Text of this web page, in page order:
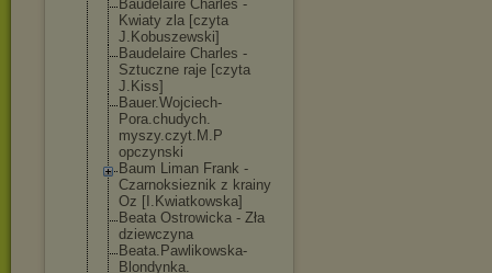
Baudelaire Charles -
Kwiaty zla [czyta
J.Kobuszewski]
Baudelaire Charles -
Sztuczne raje [czyta
J.Kiss]
Bauer.Wojciech-
Pora.chudych.
myszy.czyt.M.P
opczynski
Baum Liman Frank -
Czarnoksieznik z krainy
Oz [I.Kwiatkowska]
Beata Ostrowicka - Zła
dziewczyna
Beata.Pawlikowska-
Blondynka.